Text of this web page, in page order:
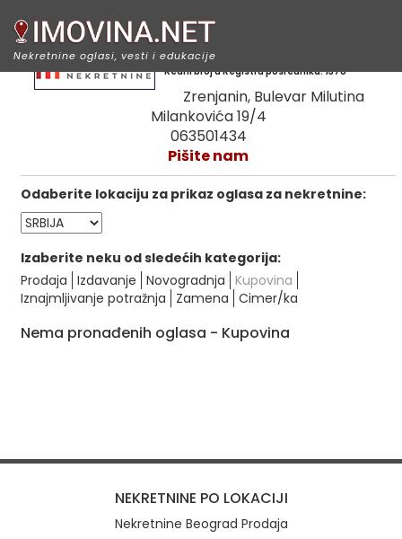
Merkato nekretnine
Redni broj u Registru posrednika: 1378
Zrenjanin, Bulevar Milutina
Milankovića 19/4
063501434
Pišite nam
Odaberite lokaciju za prikaz oglasa za nekretnine:
Izaberite neku od sledećih kategorija:
Prodaja Izdavanje Novogradnja Kupovina
Iznajmljivanje potražnja
Zamena Cimer/ka
Nema pronađenih oglasa - Kupovina
Nekretnine oglasi, vesti i edukacije
NEKRETNINE PO LOKACIJI
Nekretnine Beograd Prodaja